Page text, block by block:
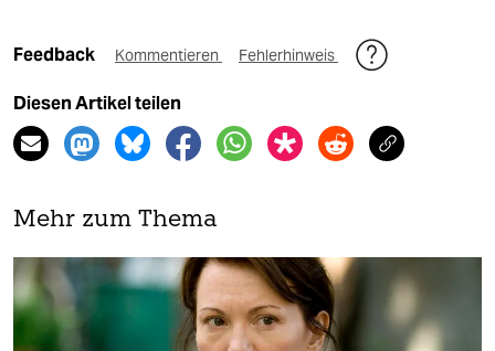
Feedback Kommentieren Fehlerhinweis
Diesen Artikel teilen
Mehr zum Thema